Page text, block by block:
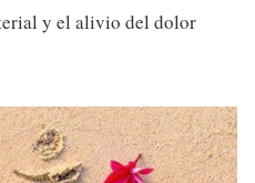
y el alivio del dolor